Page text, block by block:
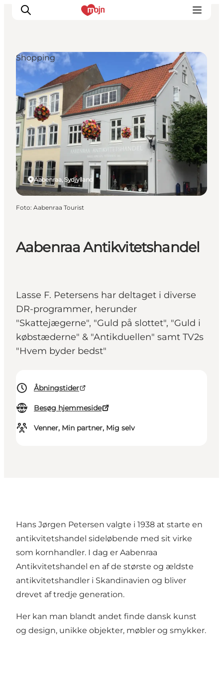
Oplevelser
Byer & Steder
Det sker
Overnatning
Planlæg din ferie
Booking
Aabenraa Antikvitetshandel
Lasse F. Petersens har deltaget i diverse
DR-programmer, herunder
"Skattejægerne", "Guld på slottet", "Guld i
købstæderne" & "Antikduellen" samt TV2s
"Hvem byder bedst"
Åbningstider
Besøg hjemmeside
Venner, Min partner, Mig selv
Aabenraa, Sydjylland
Shopping
Foto: Aabenraa Tourist
Hans Jørgen Petersen valgte i 1938 at starte en
antikvitetshandel sideløbende med sit virke
som kornhandler. I dag er Aabenraa
Antikvitetshandel en af de største og ældste
antikvitetshandler i Skandinavien og bliver
drevet af tredje generation.
Her kan man blandt andet finde dansk kunst
og design, unikke objekter, møbler og smykker.